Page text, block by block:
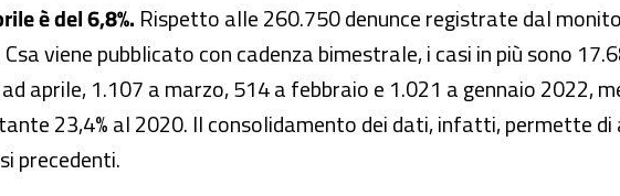
è del 6,8%. Rispetto alle 260.750 denunce registrate dal
viene pubblicato con cadenza bimestrale, i casi in più sono
aprile, 1.107 a marzo, 514 a febbraio e 1.021 a gennaio 2022,
23,4% al 2020. Il consolidamento dei dati, infatti, permette
precedenti.